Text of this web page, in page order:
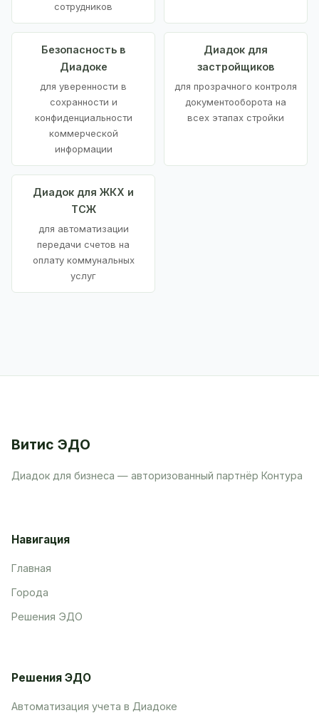
сотрудников
Безопасность в
Диадоке
для уверенности в
сохранности и
конфиденциальности
коммерческой
информации
Диадок для
застройщиков
для прозрачного контроля
документооборота на
всех этапах стройки
Диадок для ЖКХ и
ТСЖ
для автоматизации
передачи счетов на
оплату коммунальных
услуг
Витис ЭДО
Диадок для бизнеса — авторизованный партнёр Контура
Навигация
Главная
Города
Решения ЭДО
Решения ЭДО
Автоматизация учета в Диадоке